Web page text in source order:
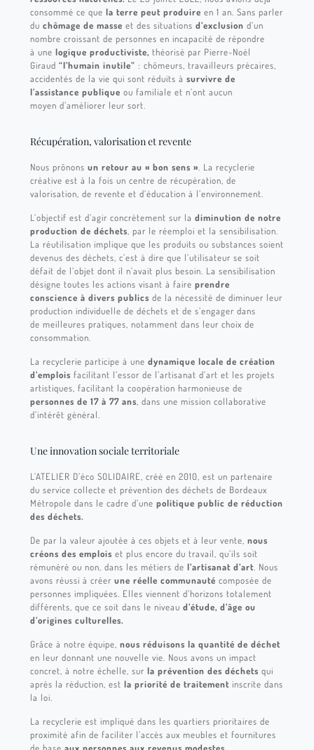
consommé ce que la terre peut produire en 1 an. Sans parler
du chômage de masse et des situations d’exclusion d’un
nombre croissant de personnes en incapacité de répondre
à une logique productiviste, théorisé par Pierre-Noël
Giraud “l’humain inutile” : chômeurs, travailleurs précaires,
accidentés de la vie qui sont réduits à survivre de
l’assistance publique ou familiale et n’ont aucun
moyen d’améliorer leur sort.
Récupération, valorisation et revente
Nous prônons un retour au « bon sens ». La recyclerie
créative est à la fois un centre de récupération, de
valorisation, de revente et d’éducation à l’environnement.
L’objectif est d’agir concrètement sur la diminution de notre
production de déchets, par le réemploi et la sensibilisation.
La réutilisation implique que les produits ou substances soient
devenus des déchets, c’est à dire que l’utilisateur se soit
défait de l’objet dont il n’avait plus besoin. La sensibilisation
désigne toutes les actions visant à faire prendre
conscience à divers publics de la nécessité de diminuer leur
production individuelle de déchets et de s’engager dans
de meilleures pratiques, notamment dans leur choix de
consommation.
La recyclerie participe à une dynamique locale de création
d’emplois facilitant l’essor de l’artisanat d’art et les projets
artistiques, facilitant la coopération harmonieuse de
personnes de 17 à 77 ans, dans une mission collaborative
d’intérêt général.
Une innovation sociale territoriale
L’ATELIER D’éco SOLIDAIRE, créé en 2010, est un partenaire
du service collecte et prévention des déchets de Bordeaux
Métropole dans le cadre d’une politique public de réduction
des déchets.
De par la valeur ajoutée à ces objets et à leur vente, nous
créons des emplois et plus encore du travail, qu’ils soit
rémunéré ou non, dans les métiers de l’artisanat d’art. Nous
avons réussi à créer une réelle communauté composée de
personnes impliquées. Elles viennent d’horizons totalement
différents, que ce soit dans le niveau d’étude, d’âge ou
d’origines culturelles.
Grâce à notre équipe, nous réduisons la quantité de déchet
en leur donnant une nouvelle vie. Nous avons un impact
concret, à notre échelle, sur la prévention des déchets qui
après la réduction, est la priorité de traitement inscrite dans
la loi.
La recyclerie est impliqué dans les quartiers prioritaires de
proximité afin de faciliter l’accès aux meubles et fournitures